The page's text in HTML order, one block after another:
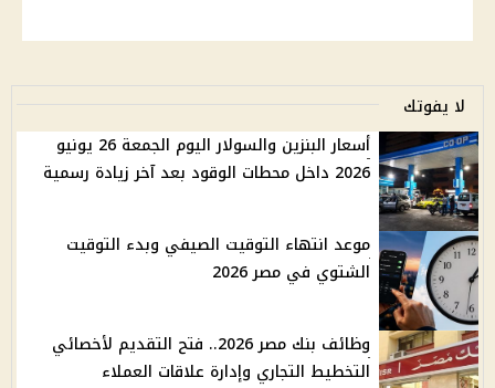
لا يفوتك
أسعار البنزين والسولار اليوم الجمعة 26 يونيو
2026 داخل محطات الوقود بعد آخر زيادة رسمية
موعد انتهاء التوقيت الصيفي وبدء التوقيت
الشتوي في مصر 2026
وظائف بنك مصر 2026.. فتح التقديم لأخصائي
التخطيط التجاري وإدارة علاقات العملاء